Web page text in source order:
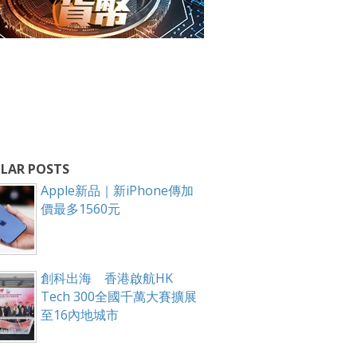
POSTS
Apple新品｜新iPhone傳加
價最多1560元
創科出海 香港啟航HK
Tech 300全國千萬大賽擴展
至16內地城市